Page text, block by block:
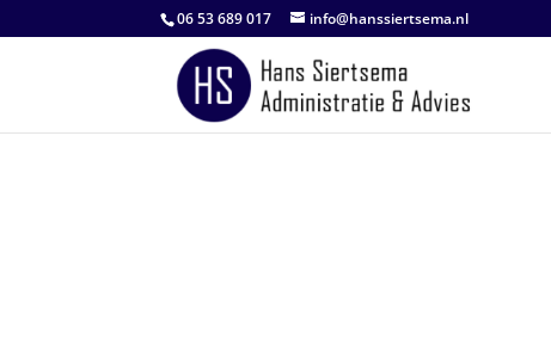
06 53 689 017 info@hanssiertsema.nl